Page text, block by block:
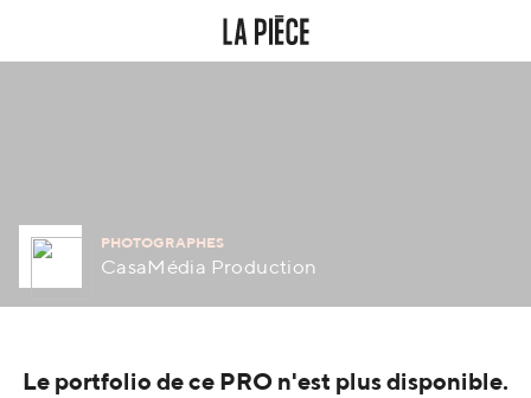
PHOTOGRAPHES
CasaMédia Production
Le portfolio de ce PRO n'est plus disponible.